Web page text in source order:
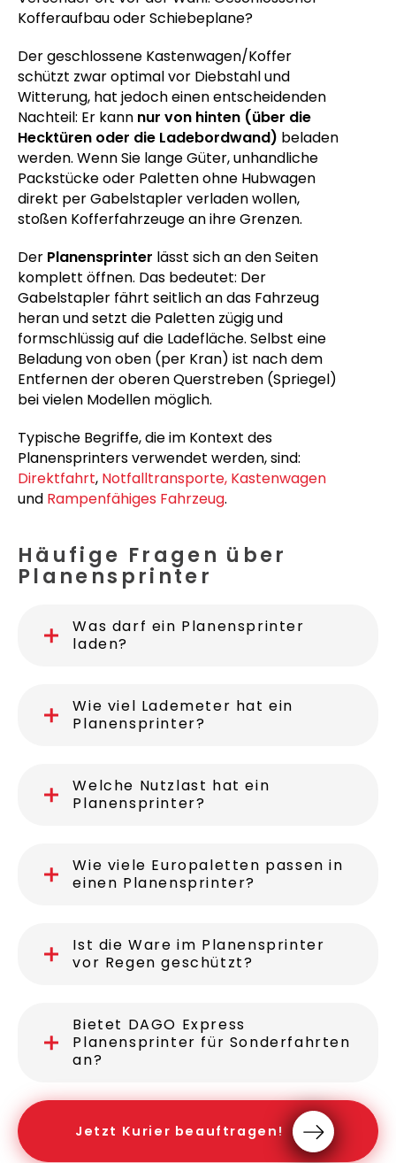
Kofferaufbau oder Schiebeplane?
Der geschlossene Kastenwagen/Koffer
schützt zwar optimal vor Diebstahl und
Witterung, hat jedoch einen entscheidenden
Nachteil: Er kann nur von hinten (über die
Hecktüren oder die Ladebordwand) beladen
werden. Wenn Sie lange Güter, unhandliche
Packstücke oder Paletten ohne Hubwagen
direkt per Gabelstapler verladen wollen,
stoßen Kofferfahrzeuge an ihre Grenzen.
Der Planensprinter lässt sich an den Seiten
komplett öffnen. Das bedeutet: Der
Gabelstapler fährt seitlich an das Fahrzeug
heran und setzt die Paletten zügig und
formschlüssig auf die Ladefläche. Selbst eine
Beladung von oben (per Kran) ist nach dem
Entfernen der oberen Querstreben (Spriegel)
bei vielen Modellen möglich.
Typische Begriffe, die im Kontext des
Planensprinters verwendet werden, sind:
Direktfahrt, Notfalltransporte, Kastenwagen
und Rampenfähiges Fahrzeug.
Häufige Fragen über
Planensprinter
Was darf ein Planensprinter
laden?
Wie viel Lademeter hat ein
Planensprinter?
Welche Nutzlast hat ein
Planensprinter?
Wie viele Europaletten passen in
einen Planensprinter?
Ist die Ware im Planensprinter
vor Regen geschützt?
Bietet DAGO Express
Planensprinter für Sonderfahrten
an?
Jetzt Kurier beauftragen!